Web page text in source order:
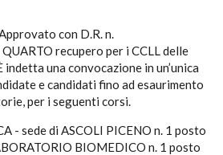
con D.R. n.
recupero per i CCLL delle
una convocazione in un’unica
e candidati fino ad esaurimento
per i seguenti corsi.
- sede di ASCOLI PICENO n. 1 posto
BIOMEDICO n. 1 posto